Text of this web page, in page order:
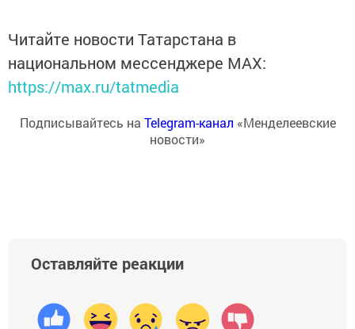
Читайте новости Татарстана в
национальном мессенджере MАХ:
https://max.ru/tatmedia
Подписывайтесь на Telegram-канал «Менделеевские
новости»
Оставляйте реакции